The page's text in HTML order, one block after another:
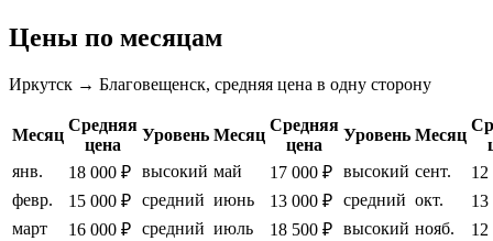
Цены по месяцам
Иркутск → Благовещенск, средняя цена в одну сторону
Месяц
Средняя
цена
Уровень Месяц
Средняя
цена
Уровень Месяц
янв.
18 000 ₽ высокий май 17 000 ₽ высокий сент.
12
февр.
15 000 ₽ средний июнь 13 000 ₽ средний окт.
13
март
16 000 ₽ средний июль 18 500 ₽ высокий нояб.
12